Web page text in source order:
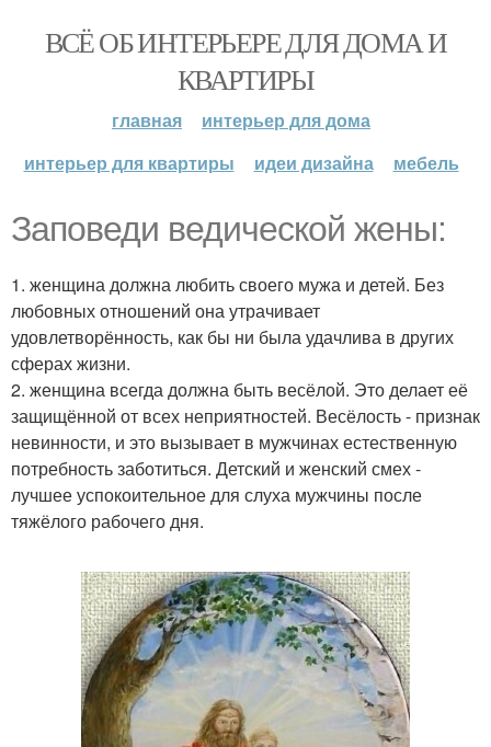
ВСЁ ОБ ИНТЕРЬЕРЕ ДЛЯ ДОМА И
КВАРТИРЫ
главная
интерьер для дома
интерьер для квартиры
идеи дизайна мебель
Заповеди ведической жены:
1. женщина должна любить своего мужа и детей. Без
любовных отношений она утрачивает
удовлетворённость, как бы ни была удачлива в других
сферах жизни.
2. женщина всегда должна быть весёлой. Это делает её
защищённой от всех неприятностей. Весёлость - признак
невинности, и это вызывает в мужчинах естественную
потребность заботиться. Детский и женский смех -
лучшее успокоительное для слуха мужчины после
тяжёлого рабочего дня.